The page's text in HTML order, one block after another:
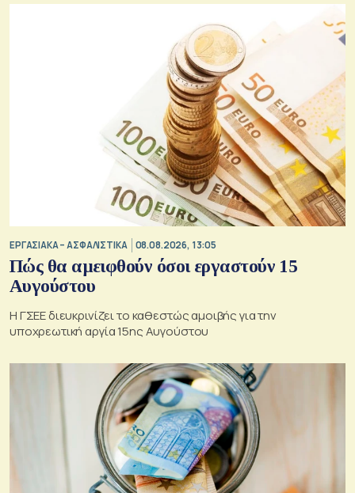
ΕΡΓΑΣΙΑΚΑ – ΑΣΦΑΛΙΣΤΙΚΑ 08.08.2026, 13:05
Πώς θα αμειφθούν όσοι εργαστούν 15
Αυγούστου
Η ΓΣΕΕ διευκρινίζει το καθεστώς αμοιβής για την
υποχρεωτική αργία 15ης Αυγούστου